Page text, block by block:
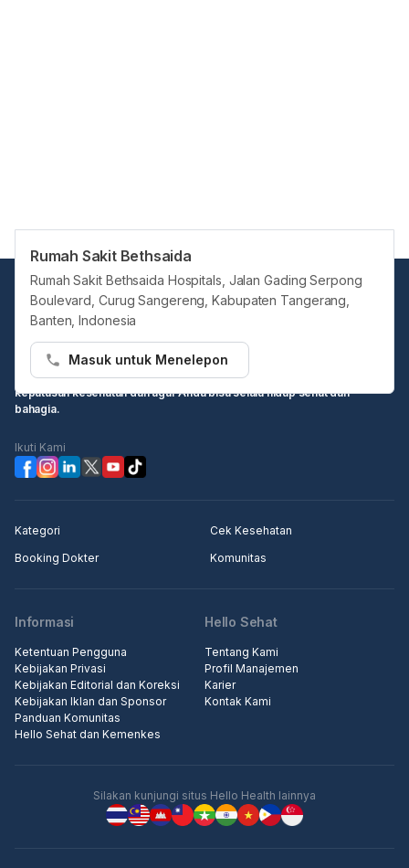
Rumah Sakit Bethsaida
Rumah Sakit Bethsaida Hospitals, Jalan Gading Serpong
Boulevard, Curug Sangereng, Kabupaten Tangerang,
Banten, Indonesia
Masuk untuk Menelepon
Hello Sehat ingin menjadi sumber informasi Anda dalam membuat
keputusan kesehatan dan agar Anda bisa selalu hidup sehat dan
bahagia.
Ikuti Kami
Kategori
Cek Kesehatan
Booking Dokter
Komunitas
Informasi
Ketentuan Pengguna
Kebijakan Privasi
Kebijakan Editorial dan Koreksi
Kebijakan Iklan dan Sponsor
Panduan Komunitas
Hello Sehat dan Kemenkes
Hello Sehat
Tentang Kami
Profil Manajemen
Karier
Kontak Kami
Silakan kunjungi situs Hello Health lainnya